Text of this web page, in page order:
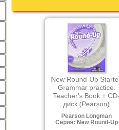
New Round-Up
Grammar practice.
Teacher's Book + CD-
диск (Pearson)
Pearson Longman
Серия: New Round-Up